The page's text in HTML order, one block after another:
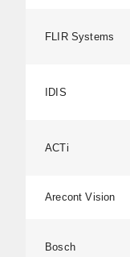
FLIR Systems
IDIS
ACTi
Arecont Vision
Bosch